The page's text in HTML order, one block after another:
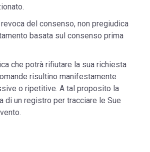
del consenso, non pregiudica
basata sul consenso prima
che potrà rifiutare la sua richiesta
risultino manifestamente
o ripetitive. A tal proposito la
di un registro per tracciare le Sue